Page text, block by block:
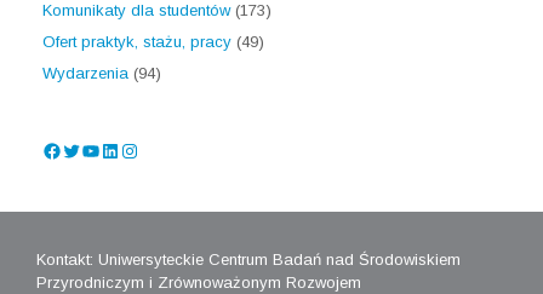
Komunikaty dla studentów(173)
Ofert praktyk, stażu, pracy (49)
Wydarzenia (94)
Facebook
Twitter
YouTube
LinkedIn
Instagram
Kontakt: Uniwersyteckie Centrum Badań nad Środowiskiem
Przyrodniczym i Zrównoważonym Rozwojem